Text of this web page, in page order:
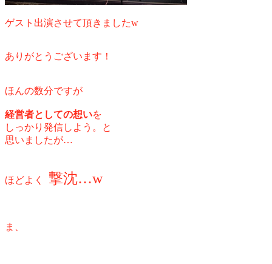
ゲスト出演させて頂きましたw
ありがとうございます！
ほんの数分ですが
経営者としての想いを
しっかり発信しよう。と
思いましたが…
ほどよく 撃沈…w
ま、